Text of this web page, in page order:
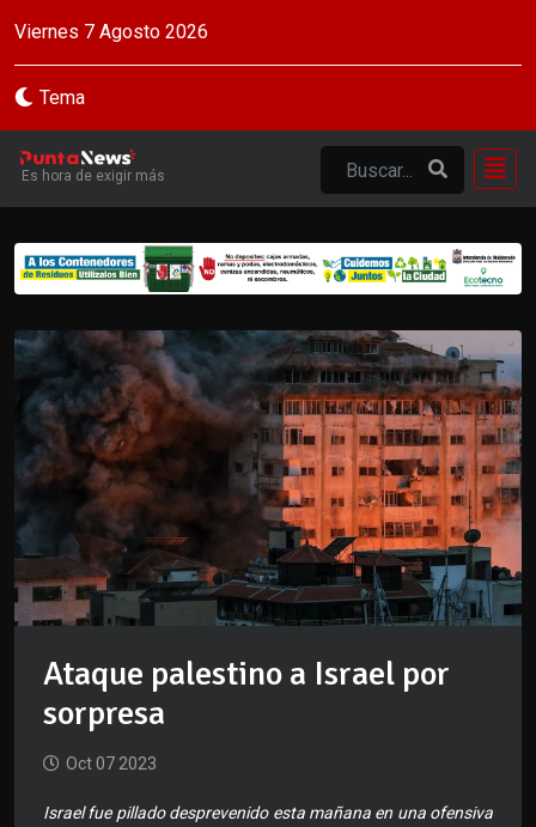
Viernes 7 Agosto 2026
Tema
Es hora de exigir más
Ataque palestino a Israel por
sorpresa
Oct 07 2023
Israel fue pillado desprevenido esta mañana en una ofensiva